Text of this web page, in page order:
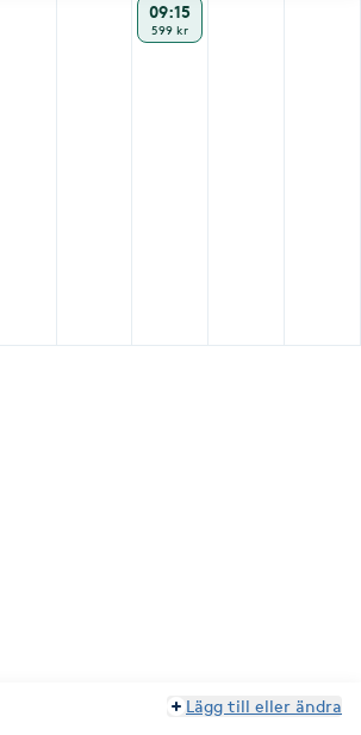
09:15
599 kr
Lägg till eller ändra